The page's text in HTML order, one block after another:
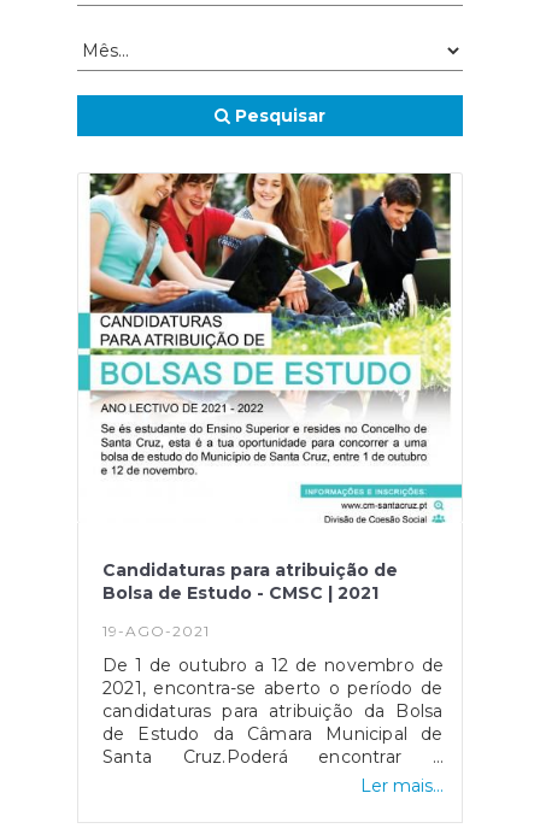
Pesquisar
Candidaturas para atribuição de
Bolsa de Estudo - CMSC | 2021
19-AGO-2021
De 1 de outubro a 12 de novembro de
2021, encontra-se aberto o período de
candidaturas para atribuição da Bolsa
de Estudo da Câmara Municipal de
Santa Cruz.Poderá encontrar o
requerimento no nosso site, através do
link:- https://bit.ly/Regulamento_bolsaCMSC
Ler mais...